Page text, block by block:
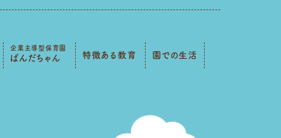
企業主導型保育園
ぱんだちゃん 特徴ある教育 園での生活